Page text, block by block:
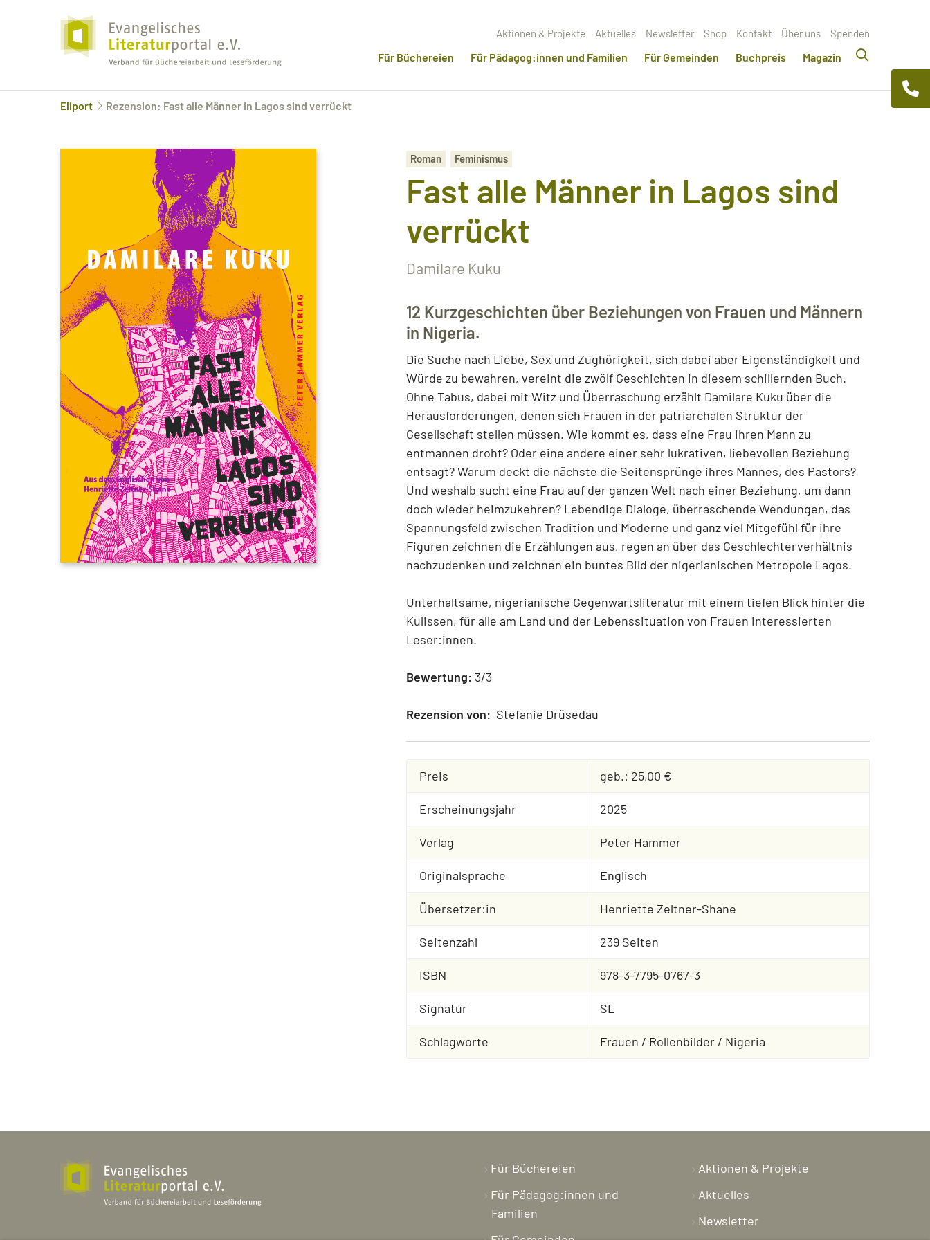
Aktionen & Projekte Aktuelles Newsletter Shop Kontakt Über uns Spenden
Für Büchereien Für Pädagog:innen und Familien Für Gemeinden Buchpreis Magazin
Eliport Rezension: Fast alle Männer in Lagos sind verrückt
Roman Feminismus
Fast alle Männer in Lagos sind
verrückt
Damilare Kuku
12 Kurzgeschichten über Beziehungen von Frauen und Männern
in Nigeria.
Die Suche nach Liebe, Sex und Zughörigkeit, sich dabei aber Eigenständigkeit und
Würde zu bewahren, vereint die zwölf Geschichten in diesem schillernden Buch.
Ohne Tabus, dabei mit Witz und Überraschung erzählt Damilare Kuku über die
Herausforderungen, denen sich Frauen in der patriarchalen Struktur der
Gesellschaft stellen müssen. Wie kommt es, dass eine Frau ihren Mann zu
entmannen droht? Oder eine andere einer sehr lukrativen, liebevollen Beziehung
entsagt? Warum deckt die nächste die Seitensprünge ihres Mannes, des Pastors?
Und weshalb sucht eine Frau auf der ganzen Welt nach einer Beziehung, um dann
doch wieder heimzukehren? Lebendige Dialoge, überraschende Wendungen, das
Spannungsfeld zwischen Tradition und Moderne und ganz viel Mitgefühl für ihre
Figuren zeichnen die Erzählungen aus, regen an über das Geschlechterverhältnis
nachzudenken und zeichnen ein buntes Bild der nigerianischen Metropole Lagos.
Unterhaltsame, nigerianische Gegenwartsliteratur mit einem tiefen Blick hinter die
Kulissen, für alle am Land und der Lebenssituation von Frauen interessierten
Leser:innen.
Bewertung: 3/3
Rezension von: Stefanie Drüsedau
Preis geb.: 25,00 €
Erscheinungsjahr 2025
Verlag Peter Hammer
Originalsprache Englisch
Übersetzer:in Henriette Zeltner-Shane
Seitenzahl 239 Seiten
ISBN 978-3-7795-0767-3
Signatur SL
Schlagworte Frauen / Rollenbilder / Nigeria
Für Büchereien
Für Pädagog:innen und
Familien
Aktionen & Projekte
Aktuelles
Newsletter